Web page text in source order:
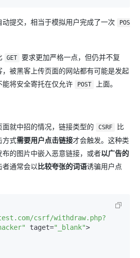
提交，相当于模拟用户完成了一次
POS
GET
要求更加严格一点，但仍并不复
被黑客上传页面的网站都有可能是发起
将安全寄托在仅允许
POST 上面。
就中招的情况，链接类型的 CSRF
比
方式需要用户点击链接才会触发。这种类
的图片中嵌入恶意链接，或者以广告的
通常会以 比较夸张的词语诱骗用户点
csrf/withdraw.php?
taget="_blank">